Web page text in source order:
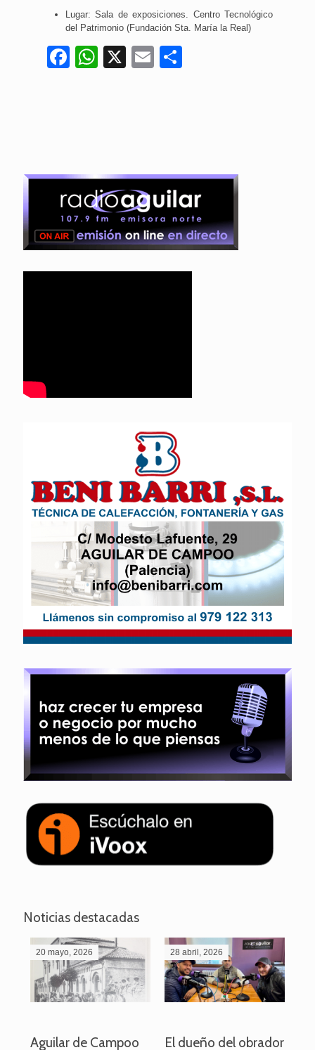
Lugar: Sala de exposiciones. Centro Tecnológico
del Patrimonio (Fundación Sta. María la Real)
Facebook
WhatsApp
X Email
Noticias destacadas
20 mayo, 2026
Aguilar de Campoo
28 abril, 2026
El dueño del obrador